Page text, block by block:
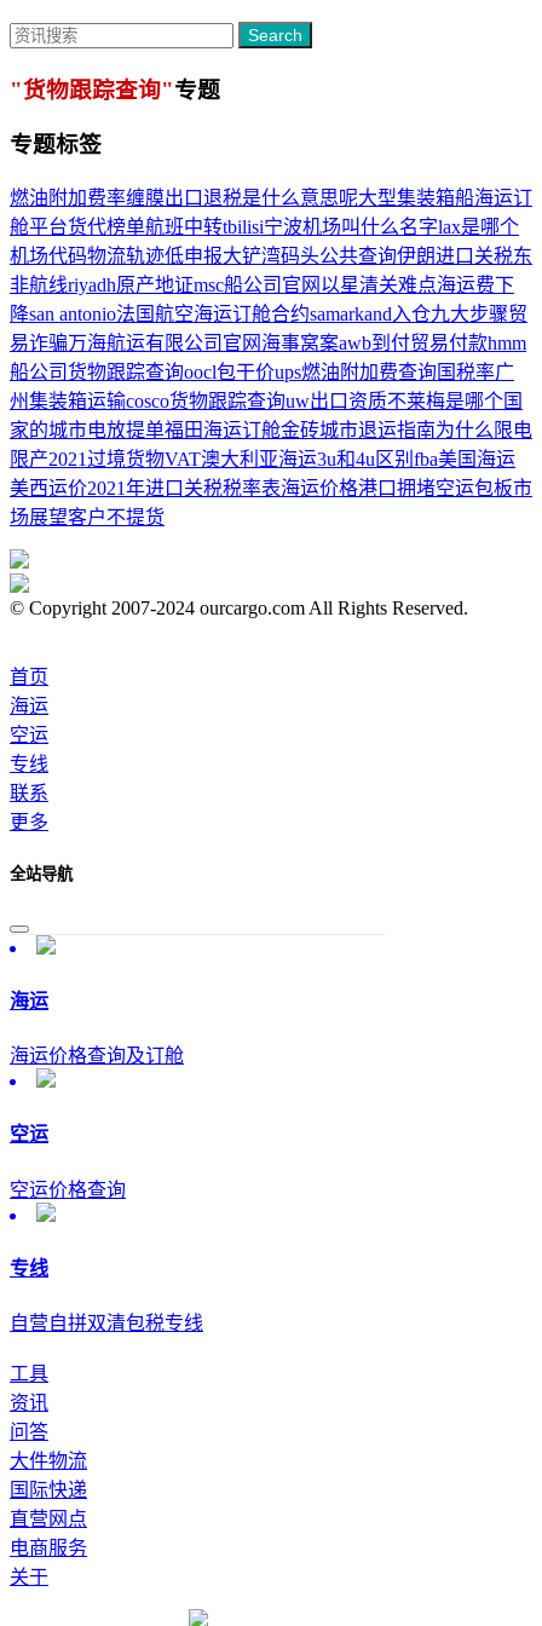
Search
"货物跟踪查询"专题
专题标签
燃油附加费率缠膜出口退税是什么意思呢大型集装箱船海运订
舱平台货代榜单航班中转tbilisi宁波机场叫什么名字lax是哪个
机场代码物流轨迹低申报大铲湾码头公共查询伊朗进口关税东
非航线riyadh原产地证msc船公司官网 以星清关难点海运费下
降san antonio法国航空海运订舱合约samarkand 入仓九大步骤贸
易诈骗万海航运有限公司官网 海事窝案awb到付贸易付款hmm
船公司货物跟踪查询oocl包干价ups燃油附加费查询 国税率广
州集装箱运输cosco货物跟踪查询uw出口资质不莱梅是哪个国
家的城市电放提单福田海运订舱金砖城市退运指南为什么限电
限产2021过境货物VAT澳大利亚海运3u和4u区别 fba美国海运
美西运价2021年进口关税税率表海运价格港口拥堵空运包板市
场展望客户不提货
© Copyright 2007-2024 ourcargo.com All Rights Reserved.
首页
海运
空运
专线
联系
更多
全站导航
海运
海运价格查询及订舱
空运
空运价格查询
专线
自营自拼双清包税专线
工具
资讯
问答
大件物流
国际快递
直营网点
电商服务
关于